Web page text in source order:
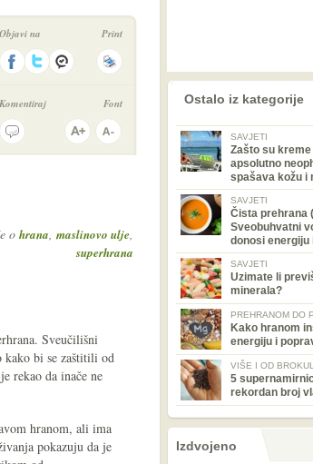
Objavi na Print
Komentiraj Font
o hrana, maslinovo ulje,
superhrana
Sveučilišni
kako bi se zaštitili od
rekao da inače ne
hranom, ali ima
pokazuju da je
Ostalo iz kategorije
SAVJETI
Zašto su
apsolutno
spašava kožu i
SAVJETI
Čista prehrana
Sveobuhvatni
donosi energiju
SAVJETI
Uzimate li
minerala?
PREHRANOM DO
Kako hranom
energiju i
VIŠE I OD
5
rekordan broj
nema prethodne stranice
sljedećeIzdvojeno